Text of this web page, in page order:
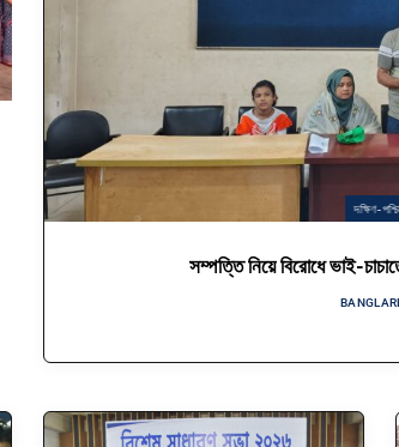
দক্ষিণ-
সম্পত্তি নিয়ে বিরোধে ভাই-